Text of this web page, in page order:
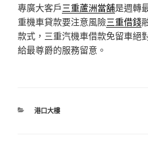
專廣大客戶三重蘆洲當舖是週轉
重機車貸款要注意風險三重借錢
款式，三重汽機車借款免留車絕
給最尊爵的服務留意。
分
港口大樓